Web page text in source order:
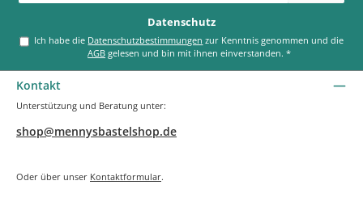
*
Datenschutz
Ich habe die Datenschutzbestimmungen
AGB gelesen und bin mit ihnen einverstanden.*
Kontakt
Unterstützung und Beratung unter:
shop@mennysbastelshop.de
Oder über unser Kontaktformular.